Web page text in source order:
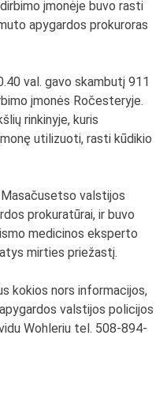
įmonėje buvo rasti
apygardos prokuroras
val. gavo skambutį 911
įmonės Ročesteryje.
rinkinyje, kuris
utilizuoti, rasti kūdikio
valstijos
prokuratūrai, ir buvo
medicinos eksperto
mirties priežastį.
kokios nors informacijos,
valstijos policijos
Wohleriu tel. 508-894-